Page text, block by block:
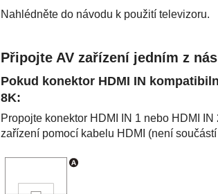
Nahlédněte do návodu k použití televizoru.
Připojte AV zařízení jedním z
Pokud konektor HDMI IN
8K:
Propojte konektor HDMI IN 1 nebo HDMI IN
zařízení pomocí kabelu HDMI (není